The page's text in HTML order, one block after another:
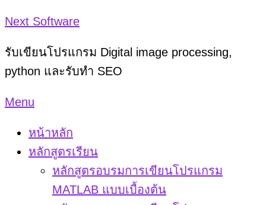
Skip
content
Next Software
รับเขียนโปรแกรม Digital image processing,
python และรับทำ SEO
Menu
หน้าหลัก
หลักสูตรเรียน
หลักสูตรอบรมการเขียนโปรแกรม
MATLAB แบบเบื้องต้น